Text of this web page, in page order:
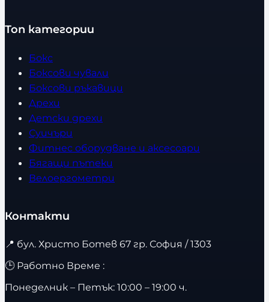
Топ категории
Бокс
Боксови чували
Боксови ръкавици
Дрехи
Детски дрехи
Суичъри
Фитнес оборудване и аксесоари
Бягащи пътеки
Велоергометри
Контакти
📍 бул. Христо Ботев 67 гр. София / 1303
🕒 Работно Време :
Понеделник – Петък: 10:00 – 19:00 ч.